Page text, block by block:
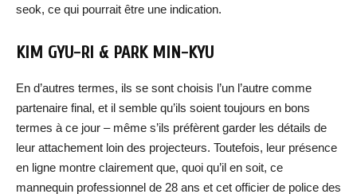
seok, ce qui pourrait être une indication.
KIM GYU-RI & PARK MIN-KYU
En d’autres termes, ils se sont choisis l’un l’autre comme
partenaire final, et il semble qu’ils soient toujours en bons
termes à ce jour – même s’ils préfèrent garder les détails de
leur attachement loin des projecteurs. Toutefois, leur présence
en ligne montre clairement que, quoi qu’il en soit, ce
mannequin professionnel de 28 ans et cet officier de police des